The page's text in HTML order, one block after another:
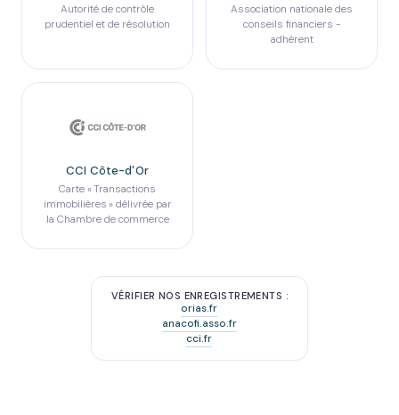
Autorité de contrôle
prudentiel et de résolution
Association nationale des
conseils financiers -
adhérent
CCI Côte-d'Or
Carte « Transactions
immobilières » délivrée par
la Chambre de commerce
VÉRIFIER NOS ENREGISTREMENTS :
orias.fr
anacofi.asso.fr
cci.fr